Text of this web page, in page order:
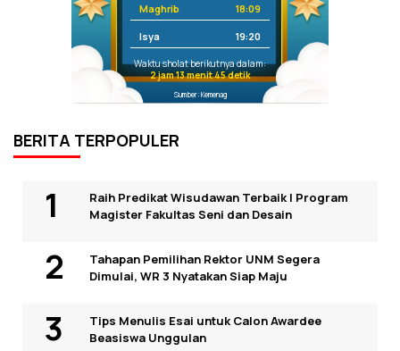
Maghrib 18:09
Isya 19:20
Waktu sholat berikutnya dalam:
2 jam 13 menit 45 detik
Sumber: Kemenag
BERITA TERPOPULER
Raih Predikat Wisudawan Terbaik I Program
Magister Fakultas Seni dan Desain
Tahapan Pemilihan Rektor UNM Segera
Dimulai, WR 3 Nyatakan Siap Maju
Tips Menulis Esai untuk Calon Awardee
Beasiswa Unggulan